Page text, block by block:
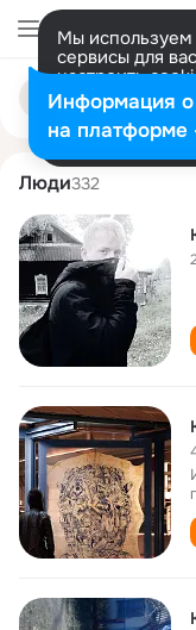
Мы используем
сервисы для
настроить
представитель.
Разрешить все
Поиск
людям
kirill spiridonov
Люди332
Информация о
на платформе